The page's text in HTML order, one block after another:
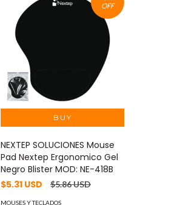
OFF
NEXTEP SOLUCIONES Mouse
Pad Nextep Ergonomico Gel
Negro Blister MOD: NE-418B
$5.31 USD
$5.86 USD
MOUSES Y TECLADOS